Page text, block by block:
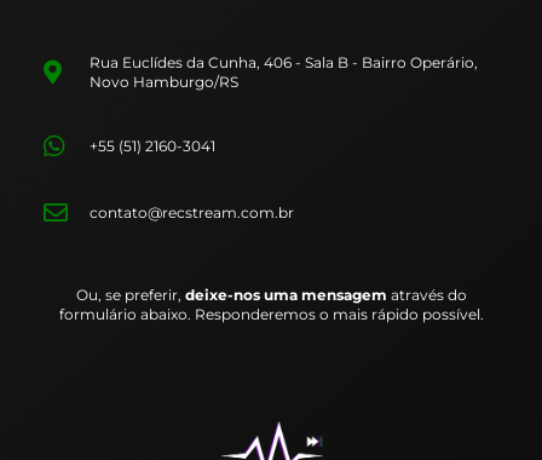
Rua Euclídes da Cunha, 406 - Sala B - Bairro Operário,
Novo Hamburgo/RS
+55 (51) 2160-3041
contato@recstream.com.br
Ou, se preferir, deixe-nos uma mensagem através do
formulário abaixo. Responderemos o mais rápido possível.